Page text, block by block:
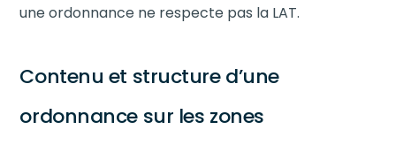
une ordonnance ne respecte pas la LAT.
Contenu et structure d’une
ordonnance sur les zones